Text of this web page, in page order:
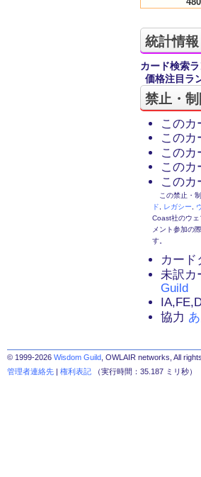
統計情報
カード検索
価格注目ラ
禁止・
このカ
このカ
このカ
このカ
このカ
この禁止・
ド
レガシー
Coast社のウ
メント参加の
す。
カード
未訳カ
Guild
協力
© 1999-2026 Wisdom Guild , OWLAIR networks, All
管理者連絡先 | 権利表記 （実行時間：35.187 ミリ秒）